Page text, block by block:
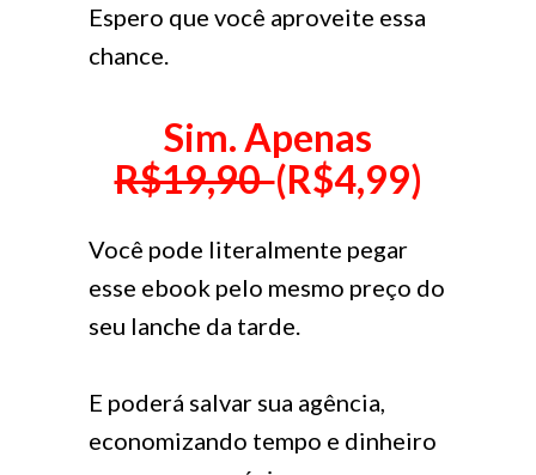
Espero que você aproveite essa
chance.
Sim. Apenas
R$19,90(R$4,99)
Você pode literalmente pegar
esse ebook pelo mesmo preço do
seu lanche da tarde.
E poderá salvar sua agência,
economizando tempo e dinheiro